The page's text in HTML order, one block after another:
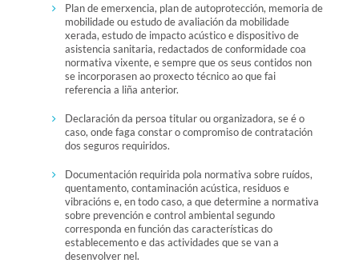
Plan de emerxencia, plan de autoprotección, memoria de
mobilidade ou estudo de avaliación da mobilidade
xerada, estudo de impacto acústico e dispositivo de
asistencia sanitaria, redactados de conformidade coa
normativa vixente, e sempre que os seus contidos non
se incorporasen ao proxecto técnico ao que fai
referencia a liña anterior.
Declaración da persoa titular ou organizadora, se é o
caso, onde faga constar o compromiso de contratación
dos seguros requiridos.
Documentación requirida pola normativa sobre ruídos,
quentamento, contaminación acústica, residuos e
vibracións e, en todo caso, a que determine a normativa
sobre prevención e control ambiental segundo
corresponda en función das características do
establecemento e das actividades que se van a
desenvolver nel.